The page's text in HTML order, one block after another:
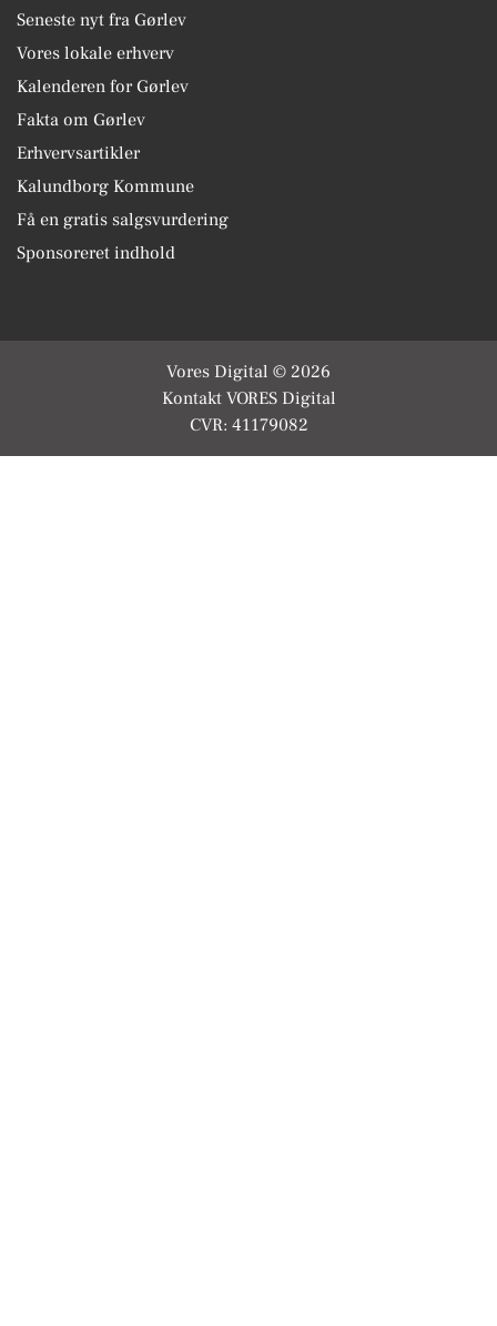
Seneste nyt fra Gørlev
Vores lokale erhverv
Kalenderen for Gørlev
Fakta om Gørlev
Erhvervsartikler
Kalundborg Kommune
Få en gratis salgsvurdering
Sponsoreret indhold
Vores Digital © 2026
Kontakt VORES Digital
CVR: 41179082